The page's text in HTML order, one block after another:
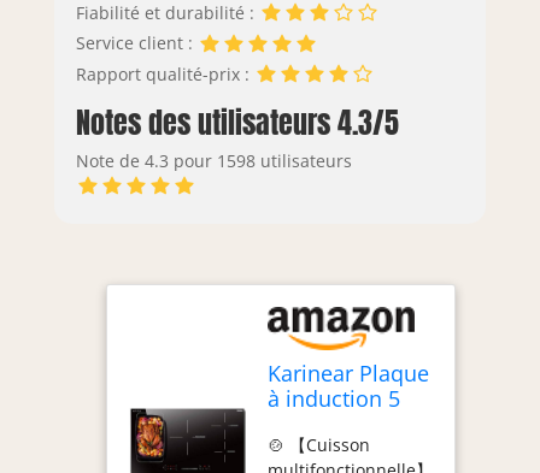
Fiabilité et durabilité :
Service client :
Rapport qualité-prix :
Notes des utilisateurs 4.3/5
Note de 4.3 pour 1598 utilisateurs
Karinear Plaque
à induction 5
Flexizone,
🍲 【Cuisson